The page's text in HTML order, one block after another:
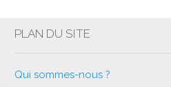
PLAN DU SITE
Qui sommes-nous ?